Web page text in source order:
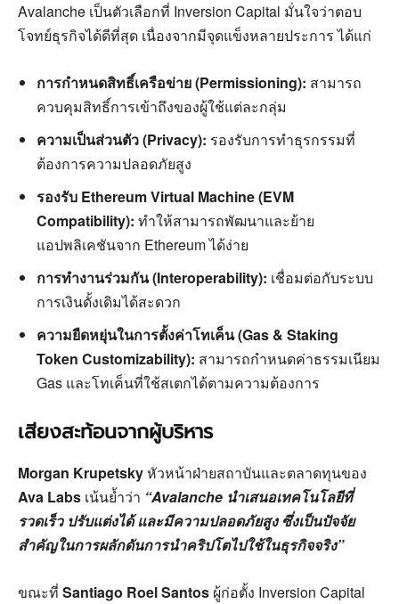
Avalanche เป็นตัวเลือกที่ Inversion Capital มั่นใจว่าตอบ
โจทย์ธุรกิจได้ดีที่สุด เนื่องจากมีจุดแข็งหลายประการ ได้แก่
การกำหนดสิทธิ์เครือข่าย (Permissioning): สามารถ
ควบคุมสิทธิ์การเข้าถึงของผู้ใช้แต่ละกลุ่ม
ความเป็นส่วนตัว (Privacy): รองรับการทำธุรกรรมที่
ต้องการความปลอดภัยสูง
รองรับ Ethereum Virtual Machine (EVM
Compatibility): ทำให้สามารถพัฒนาและย้าย
แอปพลิเคชันจาก Ethereum ได้ง่าย
การทำงานร่วมกัน (Interoperability): เชื่อมต่อกับระบบ
การเงินดั้งเดิมได้สะดวก
ความยืดหยุ่นในการตั้งค่าโทเค็น (Gas & Staking
Token Customizability): สามารถกำหนดค่าธรรมเนียม
Gas และโทเค็นที่ใช้สเตกได้ตามความต้องการ
เสียงสะท้อนจากผู้บริหาร
Morgan Krupetskyหัวหน้าฝ่ายสถาบันและตลาดทุนของ
Ava Labs เน้นย้ำว่า “Avalanche นำเสนอเทคโนโลยีที่
รวดเร็ว ปรับแต่งได้ และมีความปลอดภัยสูง ซึ่งเป็นปัจจัย
สำคัญในการผลักดันการนำคริปโตไปใช้ในธุรกิจจริง”
ขณะที่ Santiago Roel Santos ผู้ก่อตั้ง Inversion Capital